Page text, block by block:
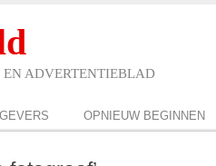
EN ADVERTENTIEBLAD
OPNIEUW BEGINNEN